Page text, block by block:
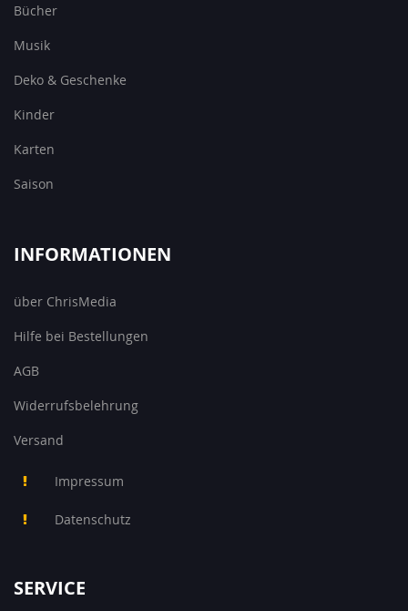
Bücher
Musik
Deko & Geschenke
Kinder
Karten
Saison
INFORMATIONEN
über ChrisMedia
Hilfe bei Bestellungen
AGB
Widerrufsbelehrung
Versand
Impressum
Datenschutz
SERVICE